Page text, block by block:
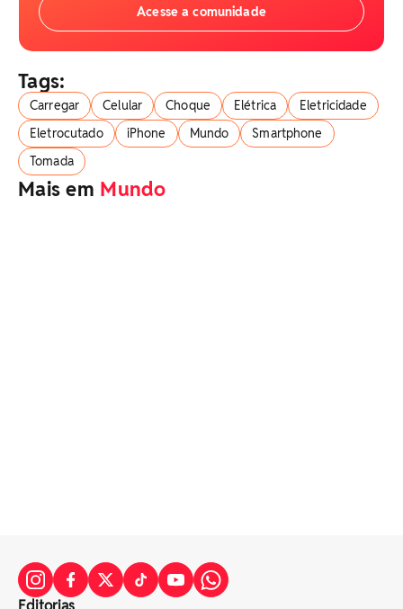
Acesse a comunidade
Tags:
Carregar Celular Choque Elétrica
Eletricidade
Eletrocutado
iPhone Mundo
Smartphone
Tomada
Mais em Mundo